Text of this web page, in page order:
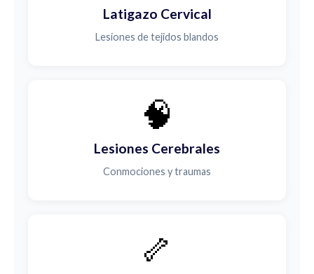
Latigazo Cervical
Lesiones de tejidos blandos
🧠
Lesiones Cerebrales
Conmociones y traumas
🦴